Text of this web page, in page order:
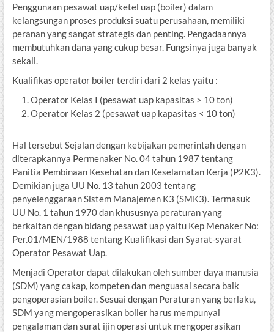
Penggunaan pesawat uap/ketel uap (boiler) dalam
kelangsungan proses produksi suatu perusahaan, memiliki
peranan yang sangat strategis dan penting. Pengadaannya
membutuhkan dana yang cukup besar. Fungsinya juga banyak
sekali.
Kualifikas operator boiler terdiri dari 2 kelas yaitu :
Operator Kelas I (pesawat uap kapasitas > 10 ton)
Operator Kelas 2 (pesawat uap kapasitas < 10 ton)
Hal tersebut Sejalan dengan kebijakan pemerintah dengan
diterapkannya Permenaker No. 04 tahun 1987 tentang
Panitia Pembinaan Kesehatan dan Keselamatan Kerja (P2K3).
Demikian juga UU No. 13 tahun 2003 tentang
penyelenggaraan Sistem Manajemen K3 (SMK3). Termasuk
UU No. 1 tahun 1970 dan khususnya peraturan yang
berkaitan dengan bidang pesawat uap yaitu Kep Menaker No:
Per.01/MEN/1988 tentang Kualifikasi dan Syarat-syarat
Operator Pesawat Uap.
Menjadi Operator dapat dilakukan oleh sumber daya manusia
(SDM) yang cakap, kompeten dan menguasai secara baik
pengoperasian boiler. Sesuai dengan Peraturan yang berlaku,
SDM yang mengoperasikan boiler harus mempunyai
pengalaman dan surat ijin operasi untuk mengoperasikan